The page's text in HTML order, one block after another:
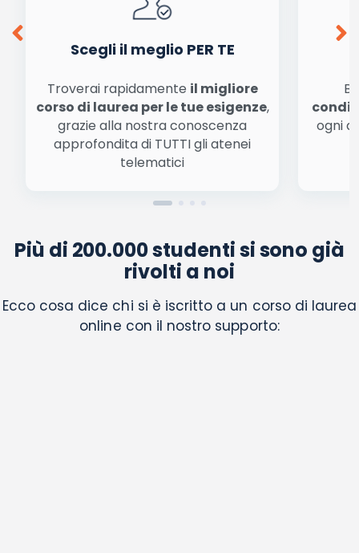
finalità di marketing diretto con modalità
Scegli il meglio PER TE
Troverai rapidamente il migliore
corso di laurea per le tue esigenze,
grazie alla nostra conoscenza
approfondita di TUTTI gli atenei
telematici
ogni
Più di 200.000 studenti si sono già
rivolti a noi
Ecco cosa dice chi si è iscritto a un corso di laurea
online con il nostro supporto: